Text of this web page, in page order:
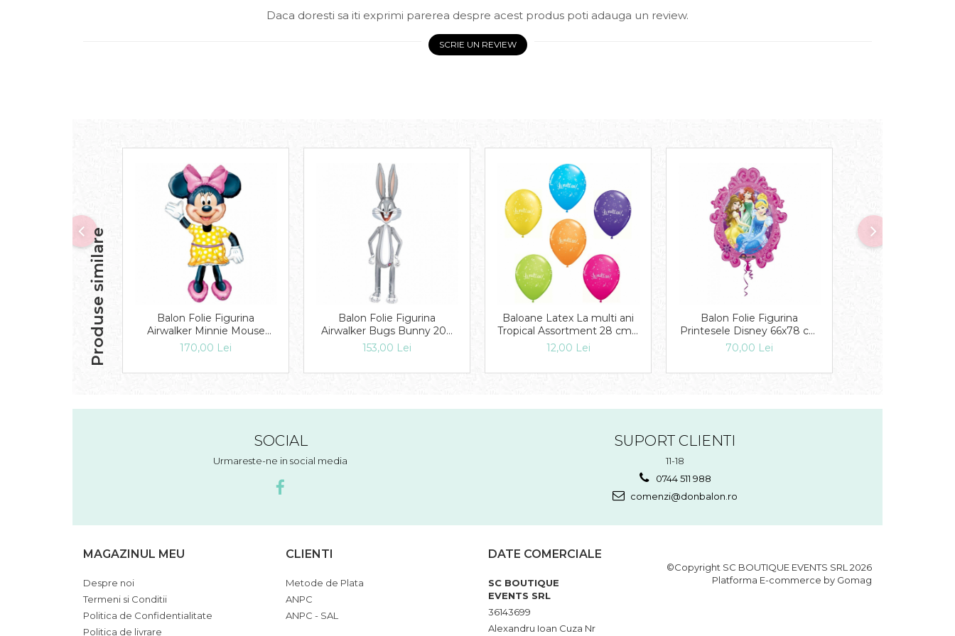
Daca doresti sa iti exprimi parerea despre acest produs poti adauga un review.
SCRIE UN REVIEW
Produse similare
Balon Folie Figurina
Airwalker Minnie Mouse
Disney 132 cm 1 buc
DB08319
170,00 Lei
Balon Folie Figurina
Airwalker Bugs Bunny 208
cm 1 buc DB08342
153,00 Lei
Baloane Latex La multi ani
Tropical Assortment 28 cm 1
buc DB27078
12,00 Lei
Balon Folie Figurina
Printesele Disney 66x78 cm
1 buc DB27149
70,00 Lei
SOCIAL
Urmareste-ne in social media
SUPORT CLIENTI
11-18
0744 511 988
comenzi@donbalon.ro
MAGAZINUL MEU
Despre noi
Termeni si Conditii
Politica de Confidentialitate
Politica de livrare
CLIENTI
Metode de Plata
ANPC
ANPC - SAL
DATE COMERCIALE
SC BOUTIQUE
EVENTS SRL
36143699
Alexandru Ioan Cuza Nr
©Copyright SC BOUTIQUE EVENTS SRL 2026
Platforma E-commerce by Gomag